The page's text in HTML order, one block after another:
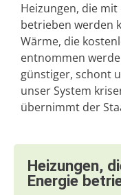
Heizungen, die
betrieben werden
Wärme, die
entnommen
günstiger, schont
unser System
übernimmt der
Heizungen,
Energie